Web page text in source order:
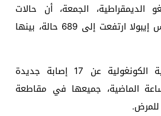
الديمقراطية، الجمعة، أن حالات
الإصابة المؤكدة بفيروس إيبولا ارتفعت إلى 689 حالة، بينها
أبلغت السلطات الصحية الكونغولية عن 17 إصابة جديدة
خلال الـ 24 ساعة الماضية، جميعها في مقاطعة